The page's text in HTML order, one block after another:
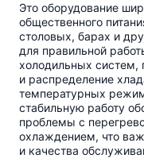
Это оборудование
общественного
столовых, барах и
для правильной
холодильных систем,
и распределение
температурных
стабильную работу
проблемы с
охлаждением, что
и качества